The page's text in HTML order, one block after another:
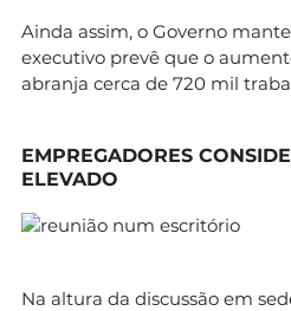
Ainda assim, o Governo
executivo prevê que o
abranja cerca de 720 mil
EMPREGADORES
ELEVADO
Na altura da discussão em